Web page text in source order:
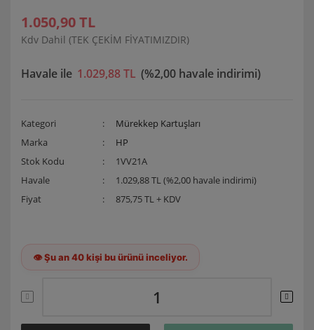
1.050,90 TL
Kdv Dahil (TEK ÇEKİM FİYATIMIZDIR)
Havale ile 1.029,88 TL (%2,00 havale indirimi)
Kategori
Mürekkep Kartuşları
Marka
HP
Stok Kodu
1VV21A
Havale
1.029,88 TL (%2,00 havale indirimi)
Fiyat
875,75 TL + KDV